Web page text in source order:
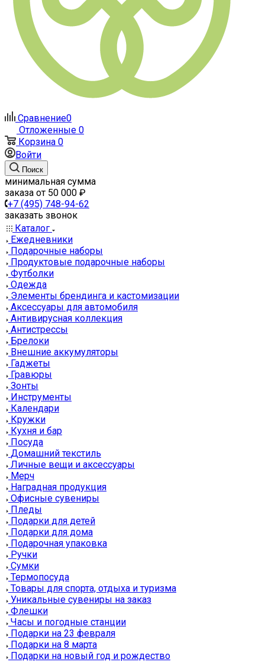
Сравнение0
Отложенные 0
Корзина 0
Войти
Поиск
минимальная сумма
заказа от 50 000 ₽
+7 (495) 748-94-62
заказать звонок
Каталог
Ежедневники
Подарочные наборы
Продуктовые подарочные наборы
Футболки
Одежда
Элементы брендинга и кастомизации
Аксессуары для автомобиля
Антивирусная коллекция
Антистрессы
Брелоки
Внешние аккумуляторы
Гаджеты
Гравюры
Зонты
Инструменты
Календари
Кружки
Кухня и бар
Посуда
Домашний текстиль
Личные вещи и аксессуары
Мерч
Наградная продукция
Офисные сувениры
Пледы
Подарки для детей
Подарки для дома
Подарочная упаковка
Ручки
Сумки
Термопосуда
Товары для спорта, отдыха и туризма
Уникальные сувениры на заказ
Флешки
Часы и погодные станции
Подарки на 23 февраля
Подарки на 8 марта
Подарки на новый год и рождество